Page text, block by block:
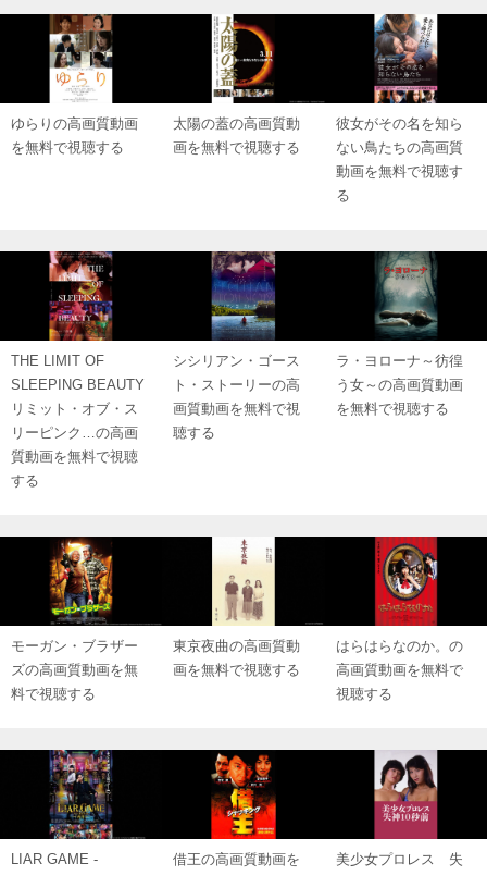
ゆらりの高画質動画
を無料で視聴する
太陽の蓋の高画質動
画を無料で視聴する
彼女がその名を知ら
ない鳥たちの高画質
動画を無料で視聴す
る
THE LIMIT OF
SLEEPING BEAUTY
リミット・オブ・ス
リーピンク…の高画
質動画を無料で視聴
する
シシリアン・ゴース
ト・ストーリーの高
画質動画を無料で視
聴する
ラ・ヨローナ～彷徨
う女～の高画質動画
を無料で視聴する
モーガン・ブラザー
ズの高画質動画を無
料で視聴する
東京夜曲の高画質動
画を無料で視聴する
はらはらなのか。の
高画質動画を無料で
視聴する
LIAR GAME -
借王の高画質動画を
美少女プロレス 失